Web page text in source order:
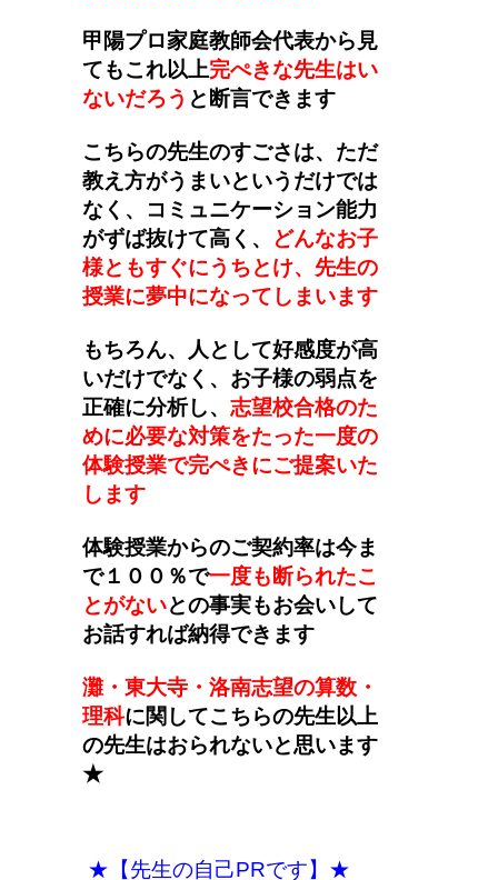
甲陽プロ家庭教師会代表から見
てもこれ以上完ぺきな先生はい
ないだろう と断言できます
こちらの先生のすごさは、ただ
教え方がうまいというだけでは
なく、コミュニケーション能力
がずば抜けて高く、
どんなお子
様ともすぐにうちとけ、先生の
授業に夢中になってしまいます
もちろん、人として好感度が高
いだけでなく、お子様の弱点を
正確に分析し、 志望校合格のた
めに必要な対策をたった一度の
体験授業で完ぺきにご提案いた
します
体験授業からのご契約率は今ま
で１００％で一度も断られたこ
とがないとの事実もお会いして
お話すれば納得できます
灘・東大寺・洛南志望の算数・
理科に関してこちらの先生以上
の先生はおられないと思います
★
★【先生の自己PRです】★